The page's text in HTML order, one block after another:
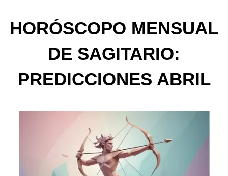
HORÓSCOPO MENSUAL
DE SAGITARIO:
PREDICCIONES ABRIL